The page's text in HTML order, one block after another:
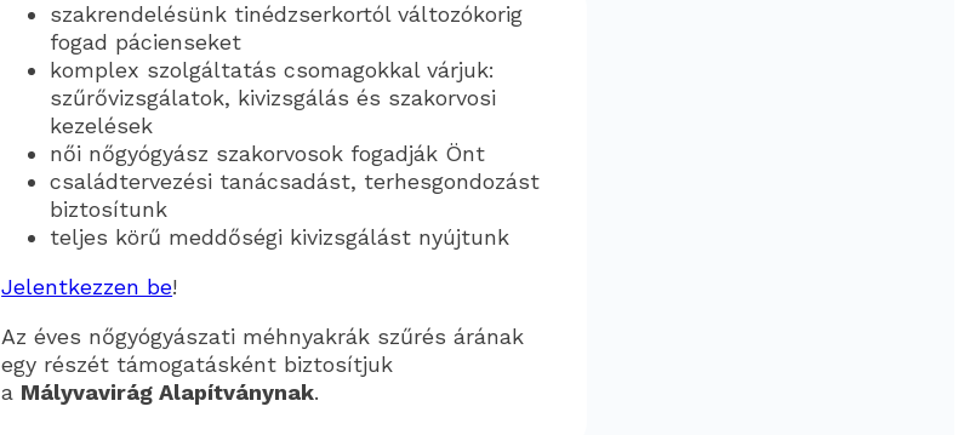
szakrendelésünk tinédzserkortól változókorig
fogad pácienseket
komplex szolgáltatás csomagokkal várjuk:
szűrővizsgálatok, kivizsgálás és szakorvosi
kezelések
női nőgyógyász szakorvosok fogadják Önt
családtervezési tanácsadást, terhesgondozást
biztosítunk
teljes körű meddőségi kivizsgálást nyújtunk
Jelentkezzen be!
Az éves nőgyógyászati méhnyakrák szűrés árának
egy részét támogatásként biztosítjuk
a Mályvavirág Alapítványnak.